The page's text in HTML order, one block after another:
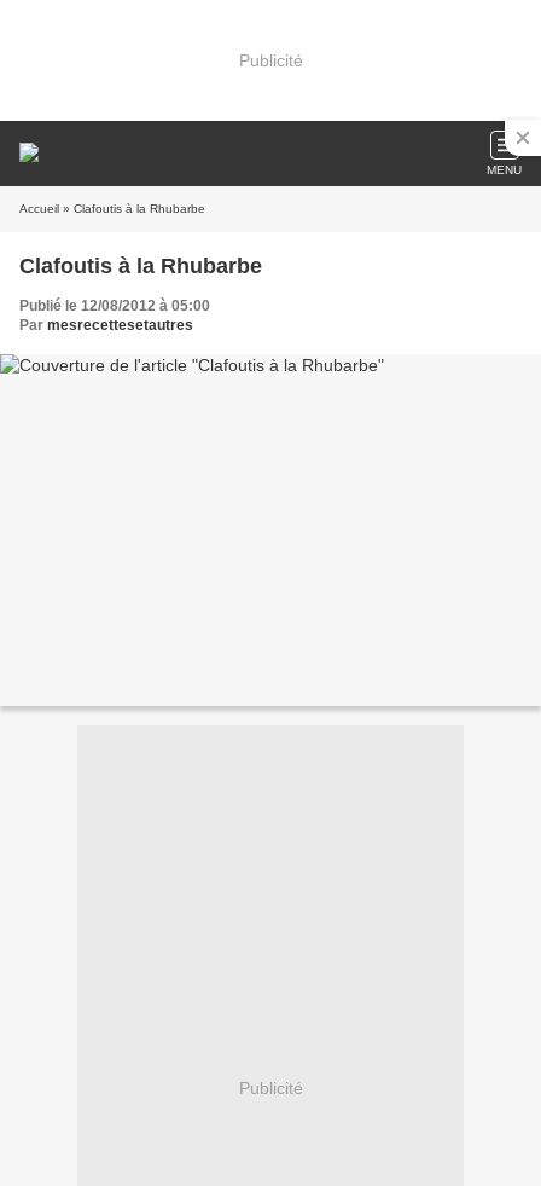
Publicité
MENU
Accueil » Clafoutis à la Rhubarbe
Clafoutis à la Rhubarbe
Publié le 12/08/2012 à 05:00
Par mesrecettesetautres
Publicité